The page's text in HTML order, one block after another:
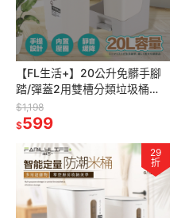
【FL生活+】20公升免髒手腳
踏/彈蓋2用雙槽分類垃圾桶
(YG-194)回收垃圾桶 垃圾桶 窄
垃圾桶 腳踩垃圾桶
$1,198
$599
29
折